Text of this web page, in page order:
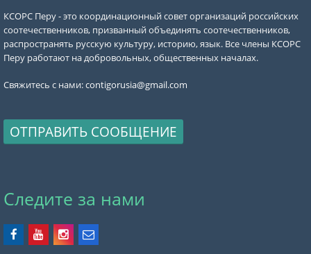
КСОРС Перу - это координационный совет организаций российских
соотечественников, призванный объединять соотечественников,
распространять русскую культуру, историю, язык. Все члены КСОРС
Перу работают на добровольных, общественных началах.
Свяжитесь с нами:contigorusia@gmail.com
ОТПРАВИТЬ СООБЩЕНИЕ
Следите за нами